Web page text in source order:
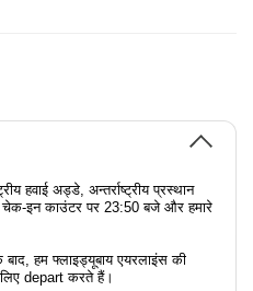
हवाई अड्डे, अन्तर्राष्ट्रीय प्रस्थान
चेक-इन काउंटर पर 23:50 बजे और हमारे
हम फ्लाइड्यूबाय एयरलाइंस की
depart करते हैं।